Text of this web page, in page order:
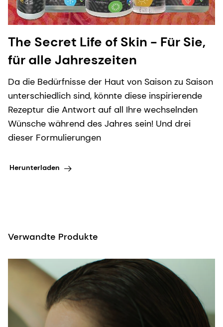
The Secret Life of Skin - Für Sie,
für alle Jahreszeiten
Da die Bedürfnisse der Haut von Saison zu Saison
unterschiedlich sind, könnte diese inspirierende
Rezeptur die Antwort auf all Ihre wechselnden
Wünsche während des Jahres sein! Und drei
dieser Formulierungen
Herunterladen
Verwandte Produkte